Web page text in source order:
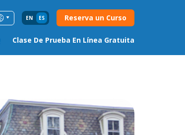
EN ES Reserva un Curso
Clase De Prueba En Línea Gratuita